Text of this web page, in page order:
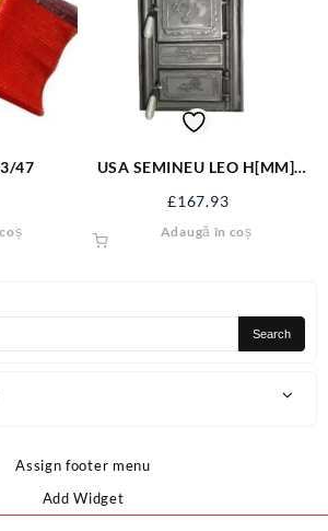
47
USA SEMINEU LEO H[MM]:
£167.93
Adaugă în coș
Assign footer menu
Add Widget